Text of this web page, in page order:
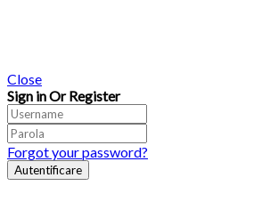
Close
Sign in Or Register
Forgot your password?